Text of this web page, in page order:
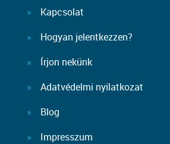
Kapcsolat
Hogyan jelentkezzen?
Írjon nekünk
Adatvédelmi nyilatkozat
Blog
Impresszum